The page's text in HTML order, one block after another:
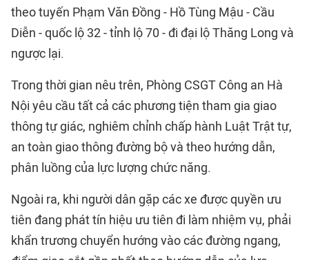
theo tuyến Phạm Văn Đồng - Hồ Tùng Mậu - Cầu
Diễn - quốc lộ 32 - tỉnh lộ 70 - đi đại lộ Thăng Long và
ngược lại.
Trong thời gian nêu trên, Phòng CSGT Công an Hà
Nội yêu cầu tất cả các phương tiện tham gia giao
thông tự giác, nghiêm chỉnh chấp hành Luật Trật tự,
an toàn giao thông đường bộ và theo hướng dẫn,
phân luồng của lực lượng chức năng.
Ngoài ra, khi người dân gặp các xe được quyền ưu
tiên đang phát tín hiệu ưu tiên đi làm nhiệm vụ, phải
khẩn trương chuyển hướng vào các đường ngang,